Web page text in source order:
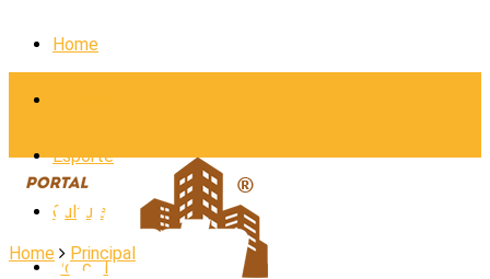
Home
Esporte
Cultura
Policial
Home Principal